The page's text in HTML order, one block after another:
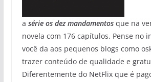
a série os dez mandamentosque na
novela com 176 capítulos. Pense no
você da aos pequenos blogs como
trazer conteúdo de qualidade e
Diferentemente do NetFlix que é